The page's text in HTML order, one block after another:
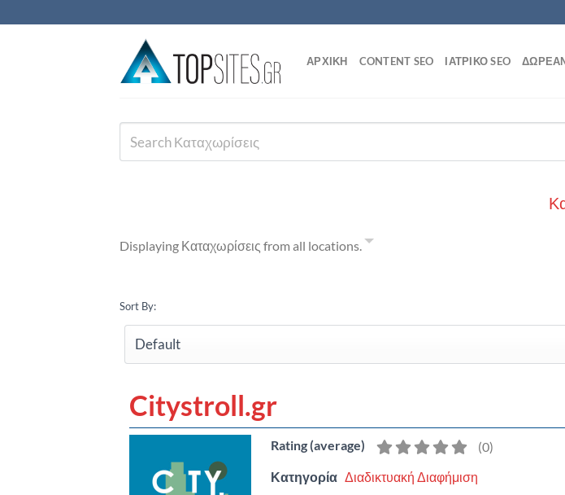
στο
ΑΡΧΙΚΗ CONTENT SEO ΙΑΤΡΙΚΌ SEO
Displaying Καταχωρίσεις from all locations.
Sort By:
Citystroll.gr
Rating (average) (0)
Κατηγορία Διαδικτυακή Διαφήμιση